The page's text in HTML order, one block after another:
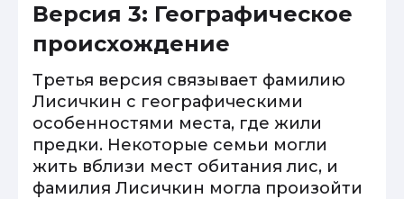
Версия 3: Географическое
происхождение
Третья версия связывает фамилию
Лисичкин с географическими
особенностями места, где жили
предки. Некоторые семьи могли
жить вблизи мест обитания лис, и
фамилия Лисичкин могла произойти